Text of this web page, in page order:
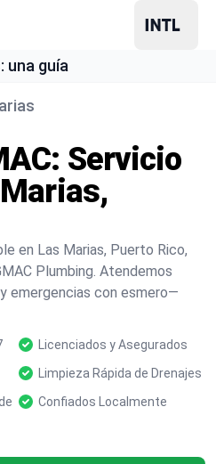
una guía
Servicio
en Las Marias, Puerto Rico,
Plumbing. Atendemos
emergencias con esmero—
Licenciados y Asegurados
Limpieza Rápida de Drenajes
Confiados Localmente